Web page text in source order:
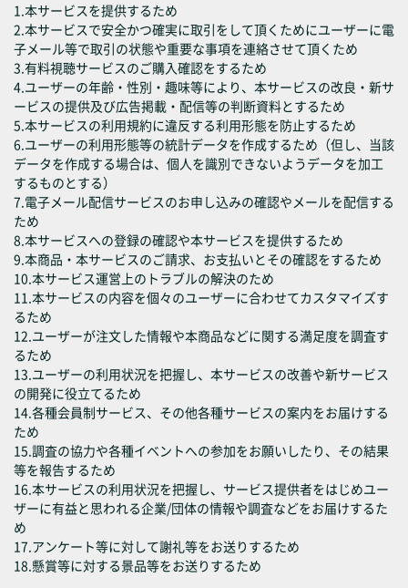
1.本サービスを提供するため
2.本サービスで安全かつ確実に取引をして頂くためにユーザーに電
子メール等で取引の状態や重要な事項を連絡させて頂くため
3.有料視聴サービスのご購入確認をするため
4.ユーザーの年齢・性別・趣味等により、本サービスの改良・新サ
ービスの提供及び広告掲載・配信等の判断資料とするため
5.本サービスの利用規約に違反する利用形態を防止するため
6.ユーザーの利用形態等の統計データを作成するため（但し、当該
データを作成する場合は、個人を識別できないようデータを加工
するものとする）
7.電子メール配信サービスのお申し込みの確認やメールを配信する
ため
8.本サービスへの登録の確認や本サービスを提供するため
9.本商品・本サービスのご請求、お支払いとその確認をするため
10.本サービス運営上のトラブルの解決のため
11.本サービスの内容を個々のユーザーに合わせてカスタマイズす
るため
12.ユーザーが注文した情報や本商品などに関する満足度を調査す
るため
13.ユーザーの利用状況を把握し、本サービスの改善や新サービス
の開発に役立てるため
14.各種会員制サービス、その他各種サービスの案内をお届けする
ため
15.調査の協力や各種イベントへの参加をお願いしたり、その結果
等を報告するため
16.本サービスの利用状況を把握し、サービス提供者をはじめユー
ザーに有益と思われる企業/団体の情報や調査などをお届けするた
め
17.アンケート等に対して謝礼等をお送りするため
18.懸賞等に対する景品等をお送りするため